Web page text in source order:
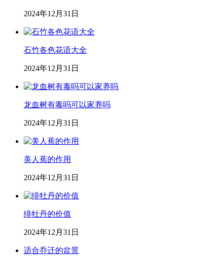
2024年12月31日
石竹各色花语大全
2024年12月31日
龙血树有毒吗可以家养吗
2024年12月31日
美人蕉的作用
2024年12月31日
绯牡丹的价值
2024年12月31日
适合乔迁的盆景